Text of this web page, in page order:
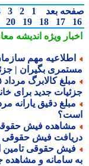
بعد 1
2
3
4
17
18
19
20
ویژهاندیشه معاصر
مهم سازمان
بگیران |
جدید برای
فیش حقوقی
فیش حقوقی با
حقوقی تامین
سامانه و مشاهده